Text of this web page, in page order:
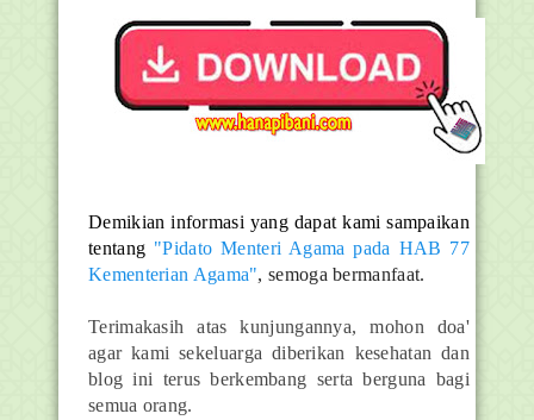
Demikian informasi yang dapat kami sampaikan
tentang "Pidato Menteri Agama pada HAB 77
Kementerian Agama", semoga bermanfaat.
Terimakasih atas kunjungannya, mohon doa'
agar kami sekeluarga diberikan kesehatan dan
blog ini terus berkembang serta berguna bagi
semua orang.